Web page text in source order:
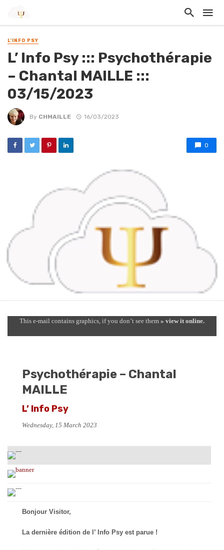
L'INFO PSY
L’ Info Psy ::: Psychothérapie
– Chantal MAILLE :::
03/15/2023
By CHMAILLE 16/03/2023
0
This e-mail contains graphics, if you don’t see them » view it online.
Psychothérapie – Chantal
MAILLE
L’ Info Psy
Wednesday, 15 March 2023
Bonjour Visitor,
La dernière édition de l’ Info Psy est parue !